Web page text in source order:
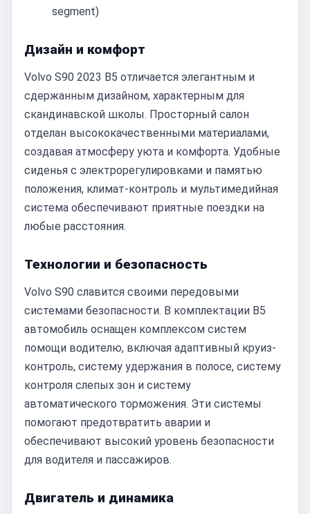
segment)
Дизайн и комфорт
Volvo S90 2023 B5 отличается элегантным и
сдержанным дизайном, характерным для
скандинавской школы. Просторный салон
отделан высококачественными материалами,
создавая атмосферу уюта и комфорта. Удобные
сиденья с электрорегулировками и памятью
положения, климат-контроль и мультимедийная
система обеспечивают приятные поездки на
любые расстояния.
Технологии и безопасность
Volvo S90 славится своими передовыми
системами безопасности. В комплектации B5
автомобиль оснащен комплексом систем
помощи водителю, включая адаптивный круиз-
контроль, систему удержания в полосе, систему
контроля слепых зон и систему
автоматического торможения. Эти системы
помогают предотвратить аварии и
обеспечивают высокий уровень безопасности
для водителя и пассажиров.
Двигатель и динамика